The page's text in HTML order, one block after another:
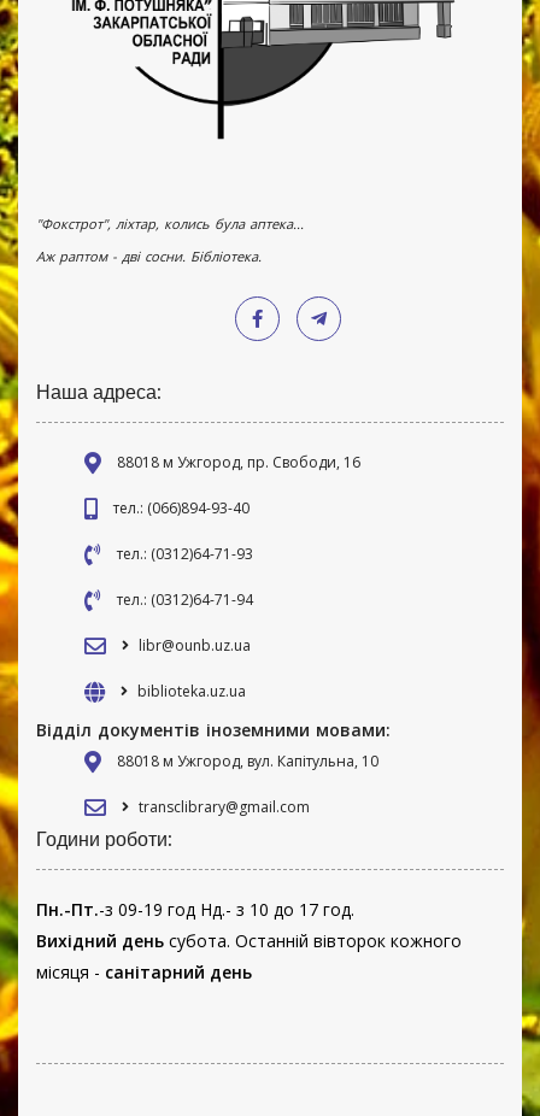
"Фокстрот", ліхтар, колись була аптека...
Аж раптом - дві сосни. Бібліотека.
Наша адреса:
88018 м Ужгород, пр. Свободи, 16
тел.: (066)894-93-40
тел.: (0312)64-71-93
тел.: (0312)64-71-94
libr@ounb.uz.ua
biblioteka.uz.ua
Відділ документів іноземними мовами:
88018 м Ужгород, вул. Капітульна, 10
transclibrary@gmail.com
Години роботи:
Пн.-Пт.-з 09-19 год Нд.- з 10 до 17 год.
Вихідний день субота. Останній вівторок кожного
місяця - санітарний день